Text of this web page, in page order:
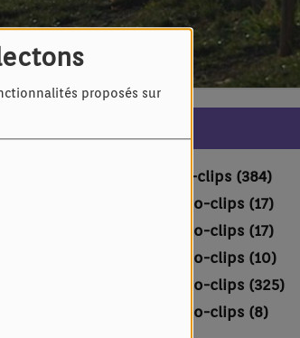
proposés sur
VIDÉOS
Vidéo-clips (384)
Vidéo-clips (17)
Vidéo-clips (17)
Vidéo-clips (10)
Vidéo-clips (325)
Vidéo-clips (8)